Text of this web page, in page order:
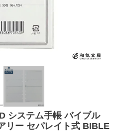
システム手帳 バイブル
リー セパレイト式 BIBLE